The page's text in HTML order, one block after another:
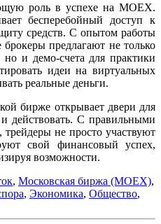
роль в успехе на MOEX.
бесперебойный доступ к
средств. С опытом работы
брокеры предлагают не только
и демо-счета для практики
идеи на виртуальных
реальные деньги.
бирже открывает двери для
действовать. С правильными
не просто участвуют
свой финансовый успех,
возможности.
, Московская биржа (MOEX),
, Экономика, Общество,